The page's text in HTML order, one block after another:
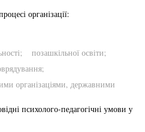
організації:
позашкільної освіти;
організаціями, державними
психолого-педагогічні умови у